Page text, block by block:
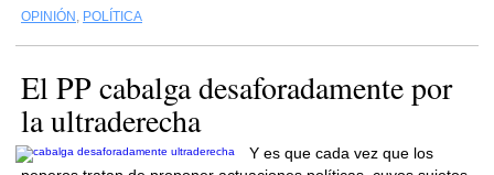
OPINIÓN , POLÍTICA
El PP cabalga desaforadamente por
la ultraderecha
Y es que cada vez que los